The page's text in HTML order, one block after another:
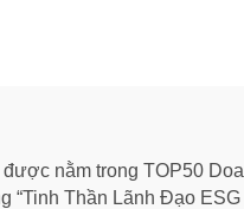
nằm trong TOP50
“Tinh Thần Lãnh Đạo